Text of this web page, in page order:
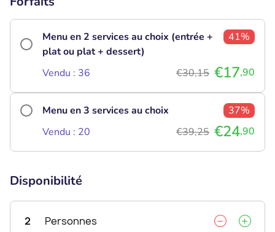
Menu en 2 services au choix (entrée +
plat ou plat + dessert)
41%
Vendu : 36 €30,15 €17,90
Menu en 3 services au choix
37%
Vendu : 20
€39,25 €24,90
Disponibilité
2 Personnes